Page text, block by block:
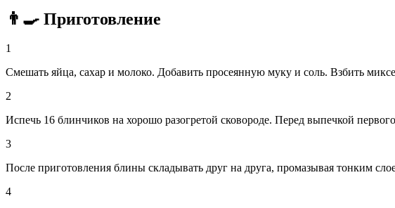
👨‍🍳 Приготовление
1
Смешать яйца, сахар и молоко. Добавить просеянную муку и соль. Взбить
2
Испечь 16 блинчиков на хорошо разогретой сковороде. Перед выпечкой
3
После приготовления блины складывать друг на друга, промазывая тонким
4